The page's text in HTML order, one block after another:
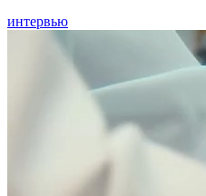
интервью